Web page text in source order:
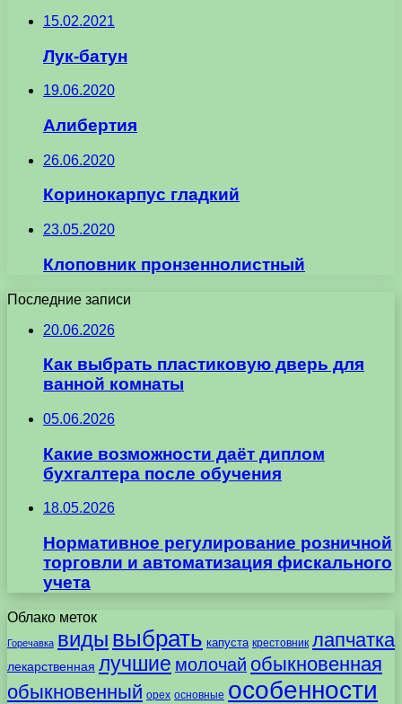
15.02.2021
Лук-батун
19.06.2020
Алибертия
26.06.2020
Коринокарпус гладкий
23.05.2020
Клоповник пронзеннолистный
Последние записи
20.06.2026
Как выбрать пластиковую дверь для
ванной комнаты
05.06.2026
Какие возможности даёт диплом
бухгалтера после обучения
18.05.2026
Нормативное регулирование розничной
торговли и автоматизация фискального
учета
Облако меток
Горечавка виды выбрать капуста крестовник лапчатка
лекарственная лучшие молочай обыкновенная
обыкновенный орех основные особенности